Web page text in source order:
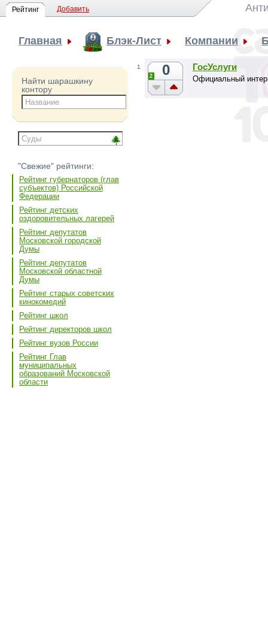
Рейтинг Добавить
Главная Блэк-Лист Компании
Найти шарашкину
контору
"Свежие" рейтинги:
Рейтинг губернаторов (глав
субъектов) Российской
Федерации
Рейтинг детских
оздоровительных лагерей
Рейтинг депутатов
Московской городской
Думы
Рейтинг депутатов
Московской областной
Думы
Рейтинг старых советских
кинокомедий
Рейтинг школ
Рейтинг директоров школ
Рейтинг вузов России
Рейтинг Глав
муниципальных
образований Московской
области
1 0
2
ГосУслуги
Официальный